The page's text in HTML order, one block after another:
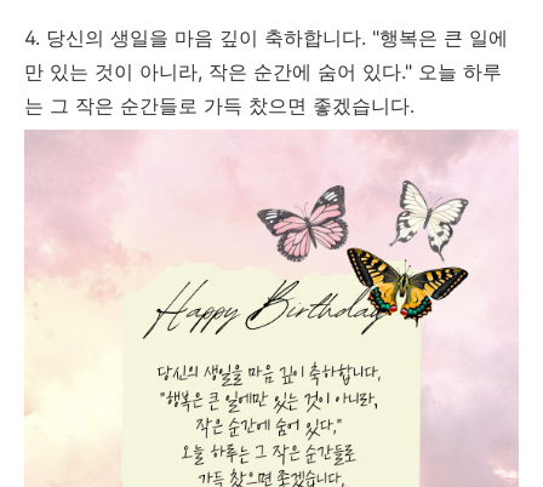
4. 당신의 생일을 마음 깊이 축하합니다. "행복은 큰 일에
만 있는 것이 아니라, 작은 순간에 숨어 있다." 오늘 하루
는 그 작은 순간들로 가득 찼으면 좋겠습니다.